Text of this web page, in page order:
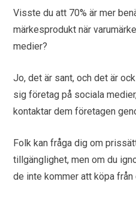
Visste du att 70% är mer
märkesprodukt när
medier?
Jo, det är sant, och det är
sig företag på sociala
kontaktar dem företagen
Folk kan fråga dig om
tillgänglighet, men om du
de inte kommer att köpa från